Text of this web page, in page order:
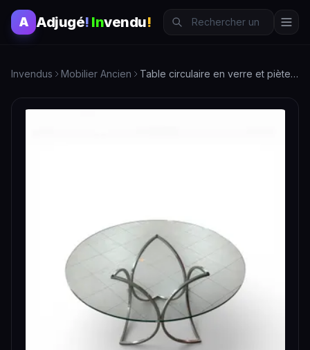
A Adjugé! Invendu!
Invendus Mobilier Ancien Table circulaire en verre et piètement en métal chromé